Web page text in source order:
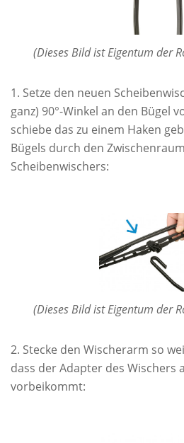
(Dieses Bild ist Eigentum der
Setze den neuen
ganz) 90°-Winkel an den Bügel
schiebe das zu einem Haken
Bügels durch den
Scheibenwischers:
(Dieses Bild ist Eigentum der
Stecke den Wischerarm so
dass der Adapter des Wischers
vorbeikommt: